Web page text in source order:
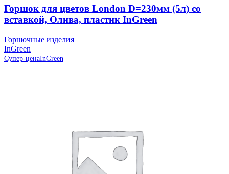
Горшок для цветов London D=230мм (5л) со
вставкой, Олива, пластик InGreen
Горшочные изделия
InGreen
Супер-ценаInGreen